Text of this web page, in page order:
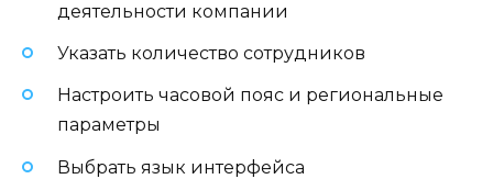
деятельности компании
Указать количество сотрудников
Настроить часовой пояс и региональные
параметры
Выбрать язык интерфейса